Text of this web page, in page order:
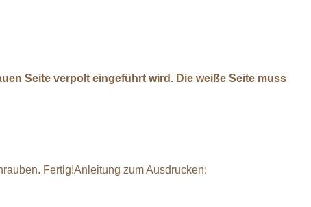
Seite verpolt eingeführt wird. Die weiße Seite muss
Fertig!Anleitung zum Ausdrucken: